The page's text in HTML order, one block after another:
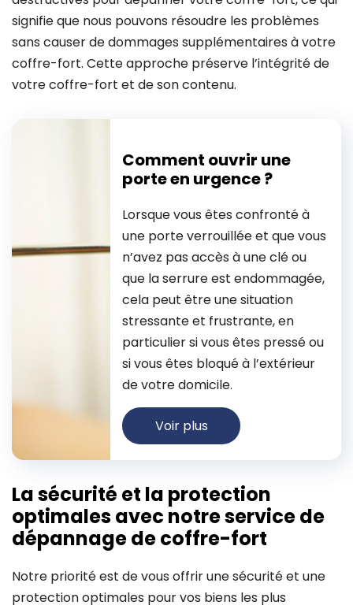
signifie que nous pouvons résoudre les problèmes
sans causer de dommages supplémentaires à votre
coffre-fort. Cette approche préserve l’intégrité de
votre coffre-fort et de son contenu.
Comment ouvrir une
porte en urgence ?
Lorsque vous êtes confronté à
une porte verrouillée et que vous
n’avez pas accès à une clé ou
que la serrure est endommagée,
cela peut être une situation
stressante et frustrante, en
particulier si vous êtes pressé ou
si vous êtes bloqué à l’extérieur
de votre domicile.
Voir plus
La sécurité et la protection
optimales avec notre service de
dépannage de coffre-fort
Notre priorité est de vous offrir une sécurité et une
protection optimales pour vos biens les plus